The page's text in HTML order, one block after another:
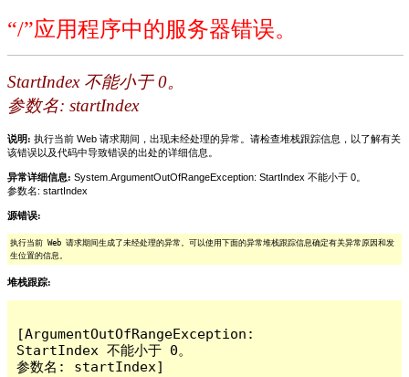
“/”应用程序中的服务器错误。
StartIndex 不能小于 0。
参数名: startIndex
说明: 执行当前 Web 请求期间，出现未经处理的异常。请检查堆栈跟踪信息，以了解有关
该错误以及代码中导致错误的出处的详细信息。
异常详细信息: System.ArgumentOutOfRangeException: StartIndex 不能小于 0。
参数名: startIndex
源错误:
执行当前 Web 请求期间生成了未经处理的异常。可以使用下面的异常堆栈跟踪信息确定有关异常原因和发
生位置的信息。
堆栈跟踪:
[ArgumentOutOfRangeException:
StartIndex 不能小于 0。
参数名: startIndex]